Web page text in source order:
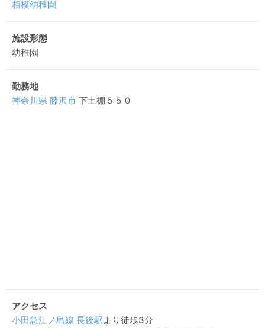
相模幼稚園
施設形態
幼稚園
勤務地
神奈川県 藤沢市 下土棚５５０
アクセス
小田急江ノ島線 長後駅より徒歩3分